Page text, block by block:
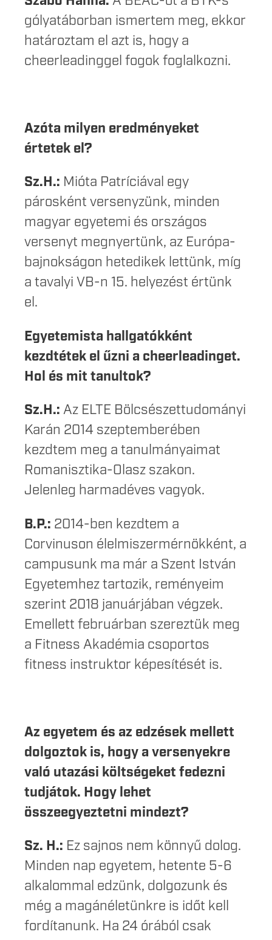
gólyatáborban ismertem meg, ekkor
határoztam el azt is, hogy a
cheerleadinggel fogok foglalkozni.
Azóta milyen eredményeket
értetek el?
Sz.H.: Mióta Patríciával egy
párosként versenyzünk, minden
magyar egyetemi és országos
versenyt megnyertünk, az Európa-
bajnokságon hetedikek lettünk, míg
a tavalyi VB-n 15. helyezést értünk
el.
Egyetemista hallgatókként
kezdtétek el űzni a cheerleadinget.
Hol és mit tanultok?
Sz.H.: Az ELTE Bölcsészettudományi
Karán 2014 szeptemberében
kezdtem meg a tanulmányaimat
Romanisztika-Olasz szakon.
Jelenleg harmadéves vagyok.
B.P.: 2014-ben kezdtem a
Corvinuson élelmiszermérnökként, a
campusunk ma már a Szent István
Egyetemhez tartozik, reményeim
szerint 2018 januárjában végzek.
Emellett februárban szereztük meg
a Fitness Akadémia csoportos
fitness instruktor képesítését is.
Az egyetem és az edzések mellett
dolgoztok is, hogy a versenyekre
való utazási költségeket fedezni
tudjátok. Hogy lehet
összeegyeztetni mindezt?
Sz. H.: Ez sajnos nem könnyű dolog.
Minden nap egyetem, hetente 5-6
alkalommal edzünk, dolgozunk és
még a magánéletünkre is időt kell
fordítanunk. Ha 24 órából csak